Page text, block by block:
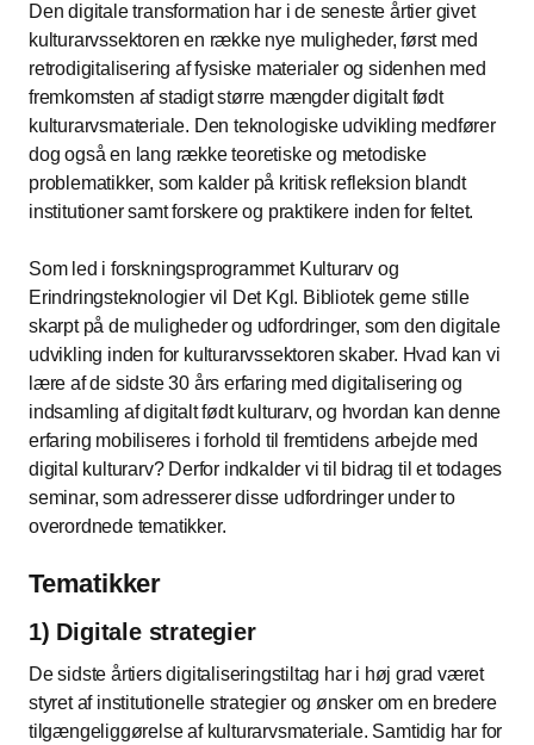
Den digitale transformation har i de seneste årtier givet
kulturarvssektoren en række nye muligheder, først med
retrodigitalisering af fysiske materialer og sidenhen med
fremkomsten af stadigt større mængder digitalt født
kulturarvsmateriale. Den teknologiske udvikling medfører
dog også en lang række teoretiske og metodiske
problematikker, som kalder på kritisk refleksion blandt
institutioner samt forskere og praktikere inden for feltet.
Som led i forskningsprogrammet Kulturarv og
Erindringsteknologier vil Det Kgl. Bibliotek gerne stille
skarpt på de muligheder og udfordringer, som den digitale
udvikling inden for kulturarvssektoren skaber. Hvad kan vi
lære af de sidste 30 års erfaring med digitalisering og
indsamling af digitalt født kulturarv, og hvordan kan denne
erfaring mobiliseres i forhold til fremtidens arbejde med
digital kulturarv? Derfor indkalder vi til bidrag til et todages
seminar, som adresserer disse udfordringer under to
overordnede tematikker.
Tematikker
1) Digitale strategier
De sidste årtiers digitaliseringstiltag har i høj grad været
styret af institutionelle strategier og ønsker om en bredere
tilgængeliggørelse af kulturarvsmateriale. Samtidig har for